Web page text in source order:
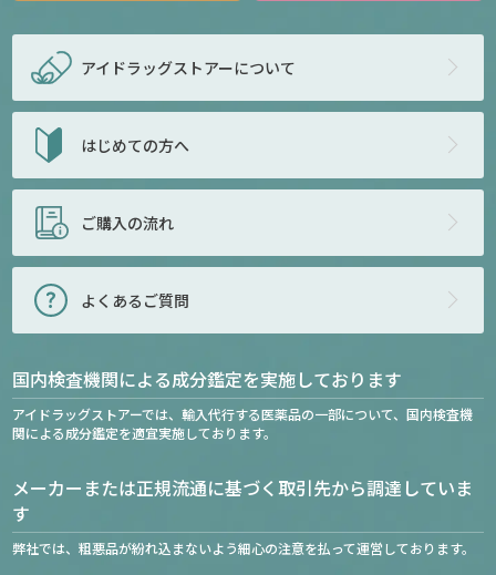
アイドラッグストアーについて
はじめての方へ
ご購入の流れ
よくあるご質問
国内検査機関による成分鑑定を実施しております
アイドラッグストアーでは、輸入代行する医薬品の一部について、国内検査機
関による成分鑑定を適宜実施しております。
メーカーまたは正規流通に基づく取引先から調達していま
す
弊社では、粗悪品が紛れ込まないよう細心の注意を払って運営しております。